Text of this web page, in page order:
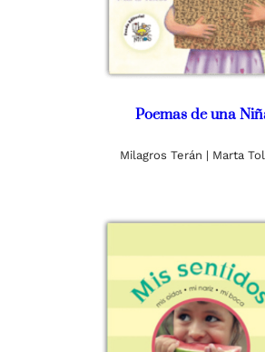
Poemas de una
Milagros Terán | Marta